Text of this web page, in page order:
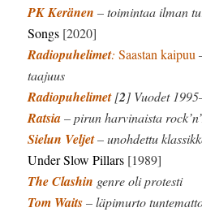
PK Keränen – toimintaa ilman
Songs [2020]
Radiopuhelimet:Saastan kaipuu
taajuus
Radiopuhelimet[2] Vuodet
Ratsia– pirun harvinaista
Sielun Veljet– unohdettu
Under Slow Pillars [1989]
The Clashin genre oli protesti
Tom Waits– läpimurto